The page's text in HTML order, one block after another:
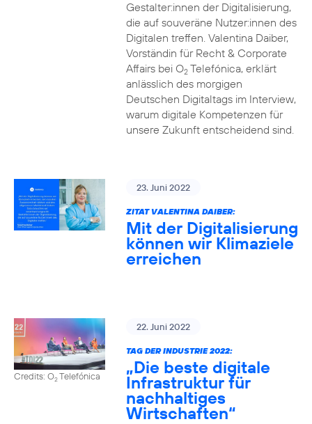
Gestalter:innen der Digitalisierung,
die auf souveräne Nutzer:innen des
Digitalen treffen. Valentina Daiber,
Vorständin für Recht & Corporate
Affairs bei O2Telefónica, erklärt
anlässlich des morgigen
Deutschen Digitaltags im Interview,
warum digitale Kompetenzen für
unsere Zukunft entscheidend sind.
23. Juni 2022
ZITAT VALENTINA DAIBER:
Mit der Digitalisierung
können wir Klimaziele
erreichen
Credits: O2Telefónica
22. Juni 2022
TAG DER INDUSTRIE 2022:
„Die beste digitale
Infrastruktur für
nachhaltiges
Wirtschaften“